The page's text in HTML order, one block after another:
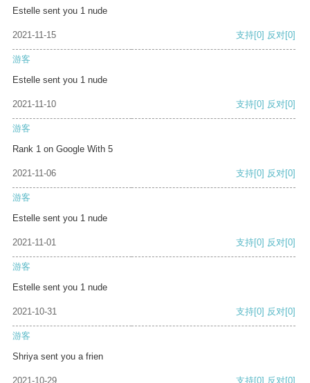
Estelle sent you 1 nude
2021-11-15 支持[0] 反对[0]
游客
Estelle sent you 1 nude
2021-11-10 支持[0] 反对[0]
游客
Rank 1 on Google With 5
2021-11-06 支持[0] 反对[0]
游客
Estelle sent you 1 nude
2021-11-01 支持[0] 反对[0]
游客
Estelle sent you 1 nude
2021-10-31 支持[0] 反对[0]
游客
Shriya sent you a frien
2021-10-29 支持[0] 反对[0]